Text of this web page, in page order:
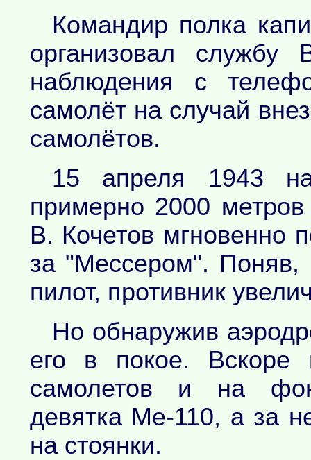
Командир полка
организовал
наблюдения с
самолёт на случай
самолётов.
15 апреля 1943
примерно 2000
В. Кочетов мгновенно
за "Мессером". Поняв,
пилот, противник
Но обнаружив
его в покое. Вскоре
самолетов и на
девятка Ме-110, а за
на стоянки.